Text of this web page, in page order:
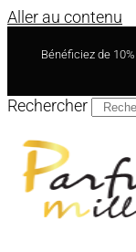
Aller au contenu
Bénéficiez de
Rechercher